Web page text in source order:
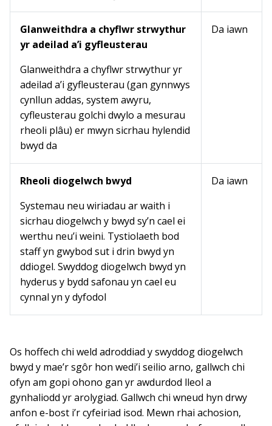
Glanweithdra a chyflwr strwythur
yr adeilad a’i gyfleusterau
Glanweithdra a chyflwr strwythur yr
adeilad a’i gyfleusterau (gan gynnwys
cynllun addas, system awyru,
cyfleusterau golchi dwylo a mesurau
rheoli plâu) er mwyn sicrhau hylendid
bwyd da
Da iawn
Rheoli diogelwch bwyd
Systemau neu wiriadau ar waith i
sicrhau diogelwch y bwyd sy’n cael ei
werthu neu’i weini. Tystiolaeth bod
staff yn gwybod sut i drin bwyd yn
ddiogel. Swyddog diogelwch bwyd yn
hyderus y bydd safonau yn cael eu
cynnal yn y dyfodol
Da iawn
Os hoffech chi weld adroddiad y swyddog diogelwch
bwyd y mae’r sgôr hon wedi’i seilio arno, gallwch chi
ofyn am gopi ohono gan yr awdurdod lleol a
gynhaliodd yr arolygiad. Gallwch chi wneud hyn drwy
anfon e-bost i’r cyfeiriad isod. Mewn rhai achosion,